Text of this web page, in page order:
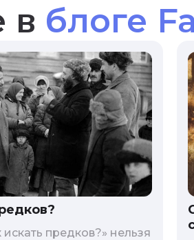
в блоге
предков?» нельзя